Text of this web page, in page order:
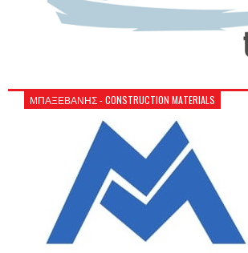
ΜΠΑΞΕΒΑΝΗΣ - CONSTRUCTION MATERIALS